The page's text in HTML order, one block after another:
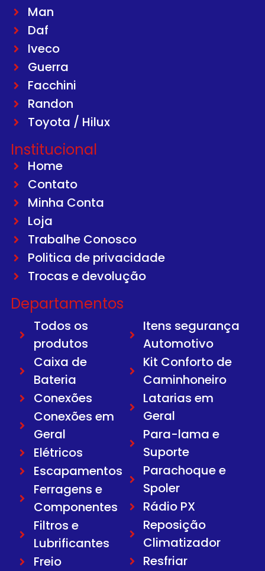
Man
Daf
Iveco
Guerra
Facchini
Randon
Toyota / Hilux
Institucional
Home
Contato
Minha Conta
Loja
Trabalhe Conosco
Politica de privacidade
Trocas e devolução
Departamentos
Todos os
produtos
Caixa de
Bateria
Conexões
Conexões em
Geral
Elétricos
Escapamentos
Ferragens e
Componentes
Filtros e
Lubrificantes
Freio
Itens segurança
Automotivo
Kit Conforto de
Caminhoneiro
Latarias em
Geral
Para-lama e
Suporte
Parachoque e
Spoler
Rádio PX
Reposição
Climatizador
Resfriar